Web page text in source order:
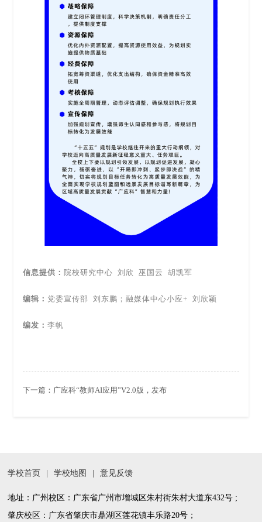
信息提供： 院校研究中心 刘欣 巫国云 胡凯军
编辑： 党委宣传部 刘东鹏；融媒体中心小应+ 刘欣颖
编发：李帆
下一篇： 广应科“教师AI应用”V2.0版，发布
学校首页 学校地图 意见反馈
地址：广州校区：广东省广州市增城区朱村街朱村大道东432号 ;
肇庆校区：广东省肇庆市鼎湖区莲花镇丰乐路20号；